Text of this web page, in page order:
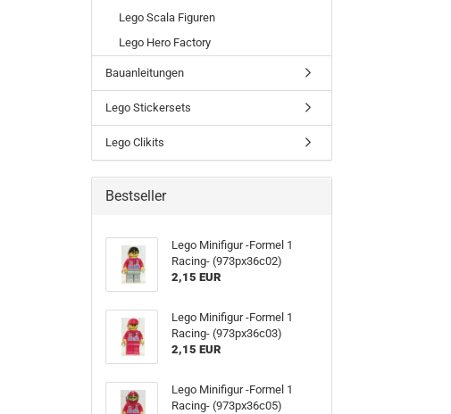
Lego Scala Figuren
Lego Hero Factory
Bauanleitungen
Lego Stickersets
Lego Clikits
Bestseller
Lego Minifigur -Formel 1
Racing- (973px36c02)
2,15 EUR
Lego Minifigur -Formel 1
Racing- (973px36c03)
2,15 EUR
Lego Minifigur -Formel 1
Racing- (973px36c05)